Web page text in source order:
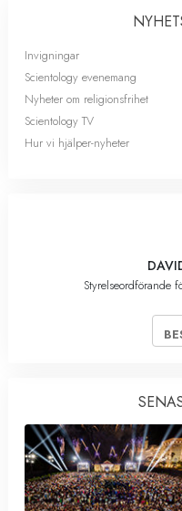
Invigningar
Scientology evenemang
Nyheter om religionsfrihet
Scientology TV
Hur vi hjälper-nyheter
Styrelseordförande